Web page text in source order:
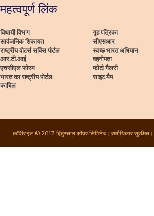
महत्वपूर्ण लिंक
विधायी विभाग
सार्वजनिक शिकायत
राष्ट्रीय वोटर्स सर्विस पोर्टल
आर.टी.आई
एचसीएल फोरम
भारत का राष्ट्रीय पोर्टल
काबिल
गृह पत्रिका
सीएसआर
स्वच्छ भारत अभियान
वहनीयता
फोटो गैलरी
साइट मैप
कॉपीराइट © 2017 हिंदुस्तान कॉपर लिमिटेड। सर्वाधिकार सुरक्षित।